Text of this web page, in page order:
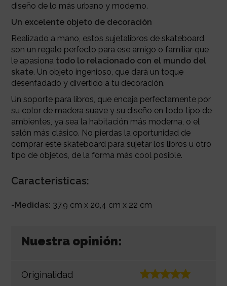
diseño de lo más urbano y moderno.
Un excelente objeto de decoración
Realizado a mano, estos sujetalibros de skateboard,
son un regalo perfecto para ese amigo o familiar que
le apasiona todo lo relacionado con el mundo del
skate. Un objeto ingenioso, que dará un toque
desenfadado y divertido a tu decoración.
Un soporte para libros, que encaja perfectamente por
su color de madera suave y su diseño en todo tipo de
ambientes, ya sea la habitación más moderna, o el
salón más clásico. No pierdas la oportunidad de
comprar este skateboard para sujetar los libros u otro
tipo de objetos, de la forma más cool posible.
Características:
-Medidas: 37,9 cm x 20,4 cm x 22 cm
Nuestra opinión:
Originalidad